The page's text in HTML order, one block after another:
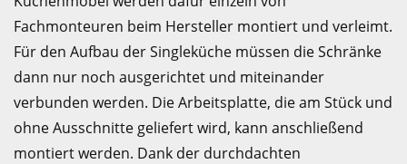
Fachmonteuren beim Hersteller montiert und verleimt.
Für den Aufbau der Singleküche müssen die Schränke
dann nur noch ausgerichtet und miteinander
verbunden werden. Die Arbeitsplatte, die am Stück und
ohne Ausschnitte geliefert wird, kann anschließend
montiert werden. Dank der durchdachten